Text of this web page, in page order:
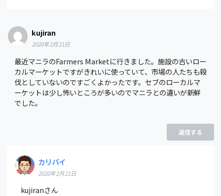
kujiran
2020年2月21日
最近マニラのFarmers Marketに行きました。施設の古いロー
カルマーケットですがきれいに使っていて、市場の人たちも殺
伐としていないのですごくよかったです。セブのローカルマ
ーケットは少し怖いところが多いのでマニラとの違いが新鮮
でした。
返信する
カリパイ
2020年2月21日
kujiranさん